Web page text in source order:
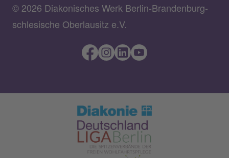
© 2026 Diakonisches Werk Berlin-Brandenburg-
schlesische Oberlausitz e.V.